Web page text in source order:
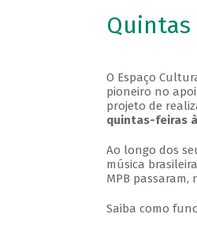
Quintas
O Espaço
pioneiro no
projeto de
quintas-feiras
Ao longo dos
música
MPB passaram,
Saiba como